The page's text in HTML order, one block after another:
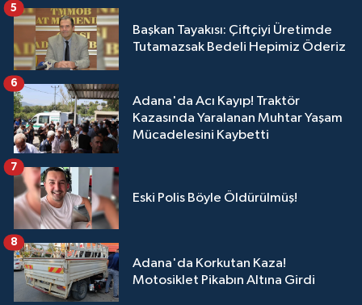
Başkan Tayakısı: Çiftçiyi Üretimde
Tutamazsak Bedeli Hepimiz Öderiz
5
Adana'da Acı Kayıp! Traktör
Kazasında Yaralanan Muhtar Yaşam
Mücadelesini Kaybetti
6
Eski Polis Böyle Öldürülmüş!
7
Adana'da Korkutan Kaza!
Motosiklet Pikabın Altına Girdi
8